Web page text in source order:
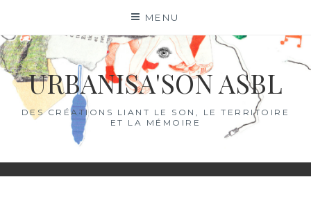
content
MENU
URBANISA'SON ASBL
DES CRÉATIONS LIANT LE SON, LE TERRITOIRE
ET LA MÉMOIRE